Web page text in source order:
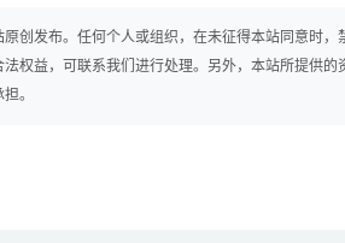
创发布。任何个人或组织，在未征得本站同意时，
权益，可联系我们进行处理。另外，本站所提供
。